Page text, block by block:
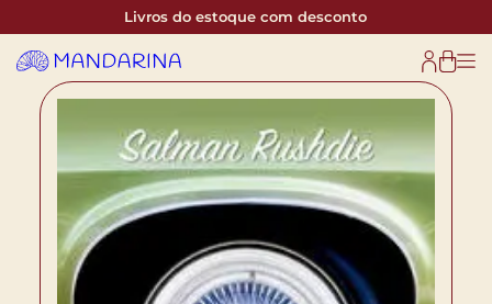
Livros do estoque com desconto